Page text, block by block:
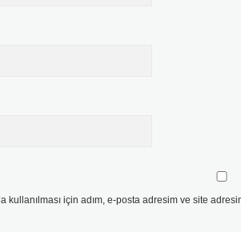
kullanılması için adım, e-posta adresim ve site